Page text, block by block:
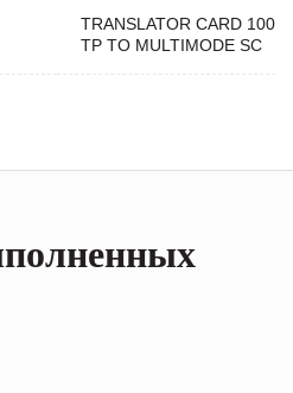
TRANSLATOR CARD
TP TO MULTIMODE SC